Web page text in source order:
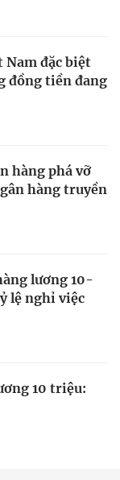
Nam đặc biệt
đồng tiền đang
hàng phá vỡ
hàng truyền
lương 10-
lệ nghỉ việc
10 triệu: